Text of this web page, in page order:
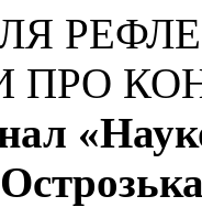
ПРО